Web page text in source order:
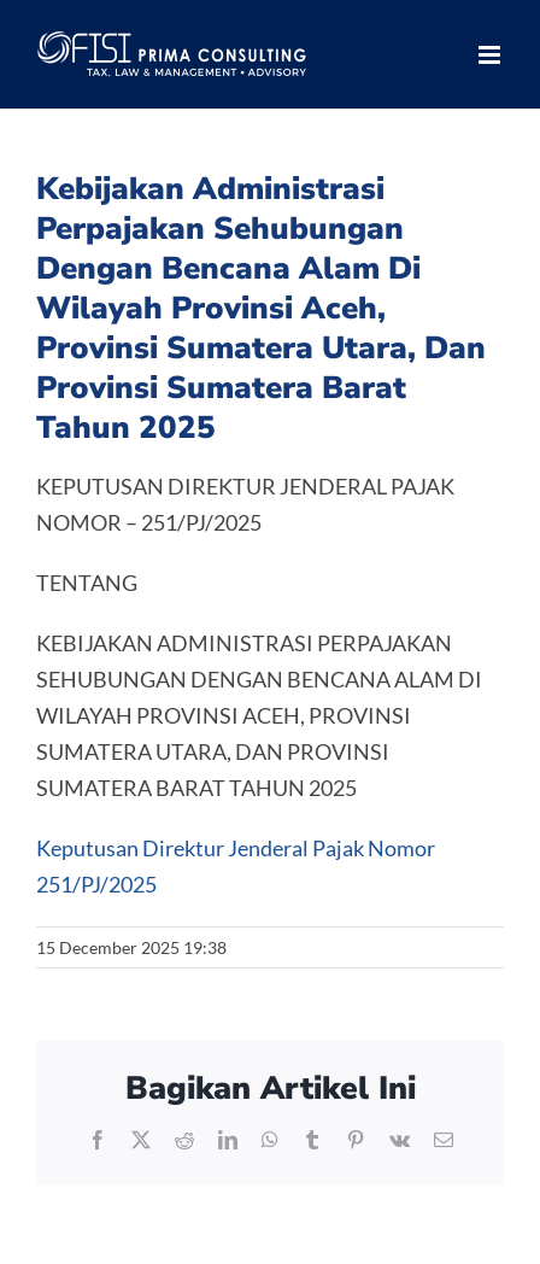
Kebijakan Administrasi
Perpajakan Sehubungan
Dengan Bencana Alam Di
Wilayah Provinsi Aceh,
Provinsi Sumatera Utara, Dan
Provinsi Sumatera Barat
Tahun 2025
KEPUTUSAN DIREKTUR JENDERAL PAJAK
NOMOR – 251/PJ/2025
TENTANG
KEBIJAKAN ADMINISTRASI PERPAJAKAN
SEHUBUNGAN DENGAN BENCANA ALAM DI
WILAYAH PROVINSI ACEH, PROVINSI
SUMATERA UTARA, DAN PROVINSI
SUMATERA BARAT TAHUN 2025
Keputusan Direktur Jenderal Pajak Nomor
251/PJ/2025
15 December 2025 19:38
Bagikan Artikel Ini
Facebook
X RedditLinkedInWhatsApp
TumblrPinterest
Vk Email